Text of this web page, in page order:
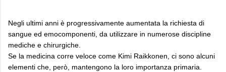
Negli ultimi anni è progressivamente aumentata la richiesta di
sangue ed emocomponenti, da utilizzare in numerose discipline
mediche e chirurgiche.
Se la medicina corre veloce come Kimi Raikkonen, ci sono alcuni
elementi che, però, mantengono la loro importanza primaria.